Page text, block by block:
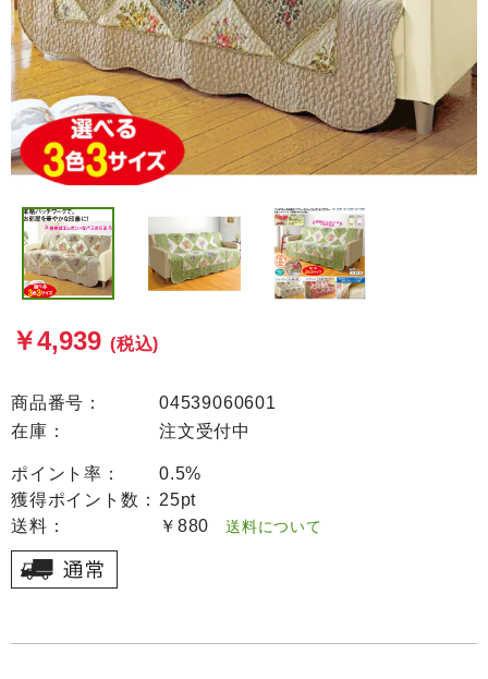
￥4,939 (税込)
商品番号：
04539060601
在庫：
注文受付中
ポイント率：
0.5%
獲得ポイント数： 25pt
送料：
￥880 送料について